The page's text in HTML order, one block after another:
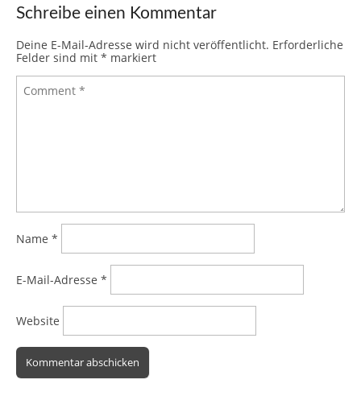
Schreibe einen Kommentar
Deine E-Mail-Adresse wird nicht veröffentlicht. Erforderliche
Felder sind mit * markiert
Name *
E-Mail-Adresse *
Website